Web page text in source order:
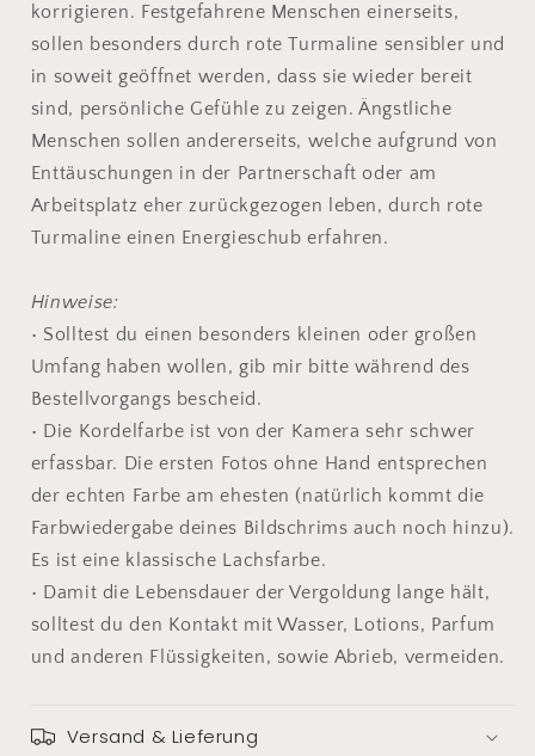
korrigieren. Festgefahrene Menschen einerseits,
sollen besonders durch rote Turmaline sensibler und
in soweit geöffnet werden, dass sie wieder bereit
sind, persönliche Gefühle zu zeigen. Ängstliche
Menschen sollen andererseits, welche aufgrund von
Enttäuschungen in der Partnerschaft oder am
Arbeitsplatz eher zurückgezogen leben, durch rote
Turmaline einen Energieschub erfahren.
Hinweise:
• Solltest du einen besonders kleinen oder großen
Umfang haben wollen, gib mir bitte während des
Bestellvorgangs bescheid.
• Die Kordelfarbe ist von der Kamera sehr schwer
erfassbar. Die ersten Fotos ohne Hand entsprechen
der echten Farbe am ehesten (natürlich kommt die
Farbwiedergabe deines Bildschrims auch noch hinzu).
Es ist eine klassische Lachsfarbe.
• Damit die Lebensdauer der Vergoldung lange hält,
solltest du den Kontakt mit Wasser, Lotions, Parfum
und anderen Flüssigkeiten, sowie Abrieb, vermeiden.
Versand & Lieferung